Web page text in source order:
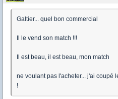
Galtier... quel bon commercial
Il le vend son match !!!
Il est beau, il est beau, mon match
ne voulant pas l'acheter... j'ai coupé
!